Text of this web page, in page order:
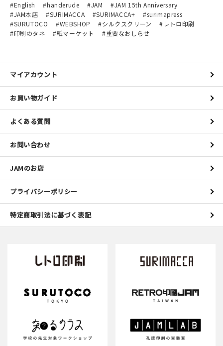
English
handerude JAM
JAM 15th Anniversary
JAM本店
SURIMACCA SURIMACCA+
surimapress
SURUTOCO
WEBSHOP シルクスクリーン
レトロ印刷
印刷のタネ
紙マーケット 重要なおしらせ
マイアカウント
お買い物ガイド
よくある質問
お問い合わせ
JAMのお店
プライバシーポリシー
特定商取引法に基づく表記